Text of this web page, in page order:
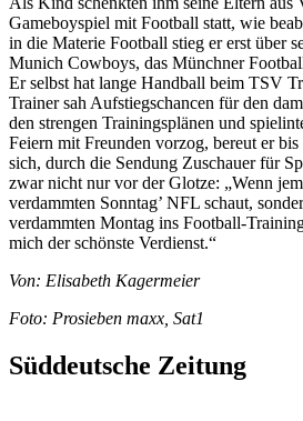
Gameboyspiel mit Football statt, wie
in die Materie Football stieg er erst über
Munich Cowboys, das Münchner
Er selbst hat lange Handball beim TSV
Trainer sah Aufstiegschancen für den
den strengen Trainingsplänen und
Feiern mit Freunden vorzog, bereut er
sich, durch die Sendung Zuschauer für
zwar nicht nur vor der Glotze: „Wenn
verdammten Sonntag’ NFL schaut,
verdammten Montag ins Football-
mich der schönste Verdienst.“
Von: Elisabeth Kagermeier
Foto: Prosieben maxx, Sat1
Süddeutsche Zeitung